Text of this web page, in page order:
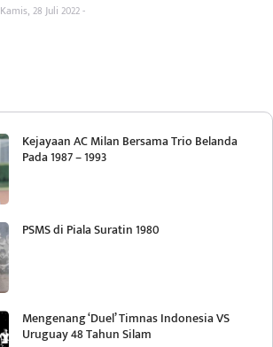
Kamis, 28 Juli 2022 -
Kejayaan AC Milan Bersama Trio Belanda
Pada 1987 – 1993
PSMS di Piala Suratin 1980
Mengenang ‘Duel’ Timnas Indonesia VS
Uruguay 48 Tahun Silam